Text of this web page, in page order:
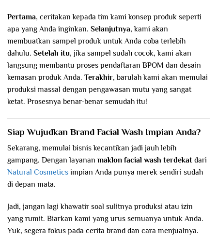
Pertama, ceritakan kepada tim kami konsep produk seperti
apa yang Anda inginkan. Selanjutnya, kami akan
membuatkan sampel produk untuk Anda coba terlebih
dahulu. Setelah itu, jika sampel sudah cocok, kami akan
langsung membantu proses pendaftaran BPOM dan desain
kemasan produk Anda. Terakhir, barulah kami akan memulai
produksi massal dengan pengawasan mutu yang sangat
ketat. Prosesnya benar-benar semudah itu!
Siap Wujudkan Brand Facial Wash Impian Anda?
Sekarang, memulai bisnis kecantikan jadi jauh lebih
gampang. Dengan layanan maklon facial wash terdekat dari
Natural Cosmetics impian Anda punya merek sendiri sudah
di depan mata.
Jadi, jangan lagi khawatir soal sulitnya produksi atau izin
yang rumit. Biarkan kami yang urus semuanya untuk Anda.
Yuk, segera fokus pada cerita brand dan cara menjualnya.